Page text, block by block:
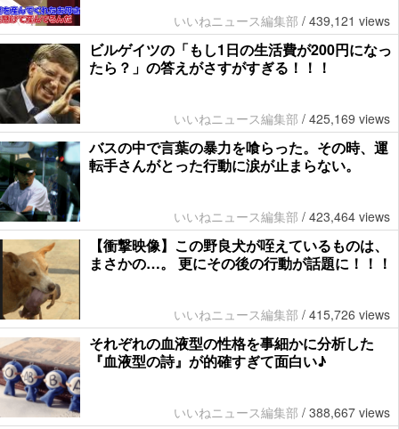
いいねニュース編集部 / 439,121 views
ビルゲイツの「もし1日の生活費が200円になっ
たら？」の答えがさすがすぎる！！！
いいねニュース編集部 / 425,169 views
バスの中で言葉の暴力を喰らった。その時、運
転手さんがとった行動に涙が止まらない。
いいねニュース編集部 / 423,464 views
【衝撃映像】この野良犬が咥えているものは、
まさかの…。 更にその後の行動が話題に！！！
いいねニュース編集部 / 415,726 views
それぞれの血液型の性格を事細かに分析した
『血液型の詩』が的確すぎて面白い♪
いいねニュース編集部 / 388,667 views